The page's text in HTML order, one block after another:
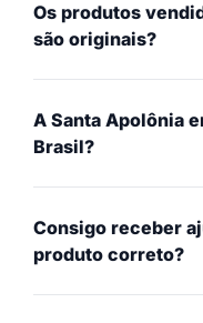
Os produtos
são originais?
A Santa Apolônia
Brasil?
Consigo receber
produto correto?